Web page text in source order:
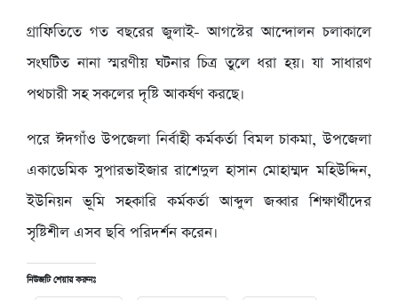
গ্রাফিতিতে গত বছরের জুলাই- আগস্টের আন্দোলন চলাকালে
সংঘটিত নানা স্মরণীয় ঘটনার চিত্র তুলে ধরা হয়। যা সাধারণ
পথচারী সহ সকলের দৃষ্টি আকর্ষণ করছে।
পরে ঈদগাঁও উপজেলা নির্বাহী কর্মকর্তা বিমল চাকমা, উপজেলা
একাডেমিক সুপারভাইজার রাশেদুল হাসান মোহাম্মদ মহিউদ্দিন,
ইউনিয়ন ভূমি সহকারি কর্মকর্তা আব্দুল জব্বার শিক্ষার্থীদের
সৃষ্টিশীল এসব ছবি পরিদর্শন করেন।
নিউজটি শেয়ার করুনঃ